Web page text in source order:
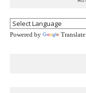
Powered by Translate